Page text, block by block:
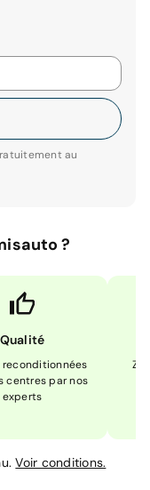
au
?
Qualité
reconditionnées
centres par nos
experts
Voir conditions.